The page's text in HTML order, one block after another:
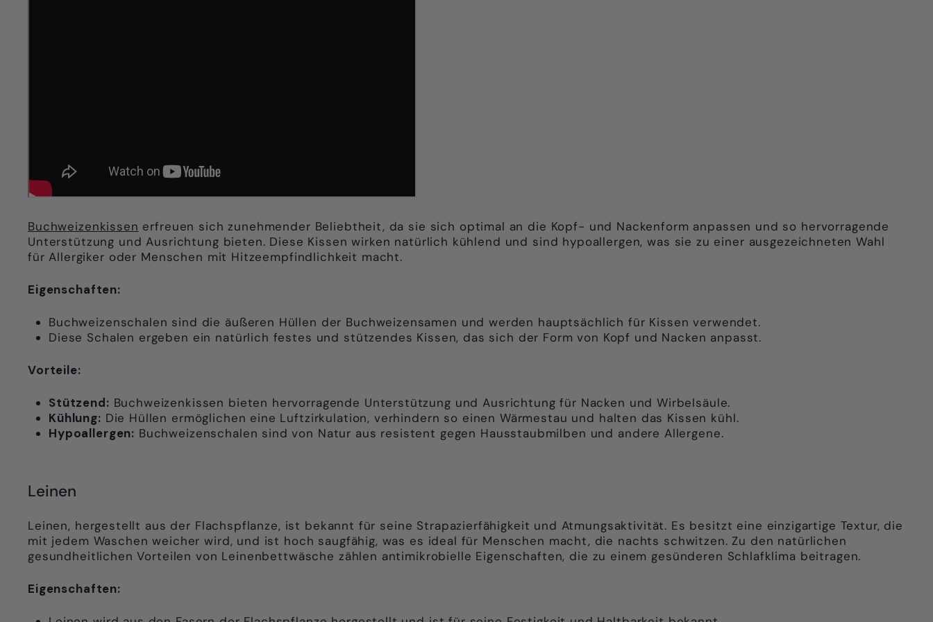
Buchweizenkissen erfreuen sich zunehmender Beliebtheit, da sie sich optimal an die Kopf- und Nackenform anpassen und so hervorragende
Unterstützung und Ausrichtung bieten. Diese Kissen wirken natürlich kühlend und sind hypoallergen, was sie zu einer ausgezeichneten Wahl
für Allergiker oder Menschen mit Hitzeempfindlichkeit macht.
Eigenschaften:
Buchweizenschalen sind die äußeren Hüllen der Buchweizensamen und werden hauptsächlich für Kissen verwendet.
Diese Schalen ergeben ein natürlich festes und stützendes Kissen, das sich der Form von Kopf und Nacken anpasst.
Vorteile:
Stützend: Buchweizenkissen bieten hervorragende Unterstützung und Ausrichtung für Nacken und Wirbelsäule.
Kühlung: Die Hüllen ermöglichen eine Luftzirkulation, verhindern so einen Wärmestau und halten das Kissen kühl.
Hypoallergen: Buchweizenschalen sind von Natur aus resistent gegen Hausstaubmilben und andere Allergene.
Leinen
Leinen, hergestellt aus der Flachspflanze, ist bekannt für seine Strapazierfähigkeit und Atmungsaktivität. Es besitzt eine einzigartige Textur, die
mit jedem Waschen weicher wird, und ist hoch saugfähig, was es ideal für Menschen macht, die nachts schwitzen. Zu den natürlichen
gesundheitlichen Vorteilen von Leinenbettwäsche zählen antimikrobielle Eigenschaften, die zu einem gesünderen Schlafklima beitragen.
Eigenschaften: